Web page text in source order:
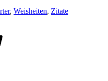
, Weisheiten, Zitate